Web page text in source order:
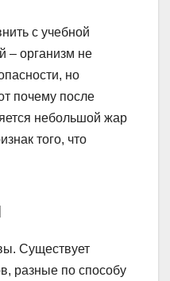
с учебной
– организм не
но
почему после
небольшой жар
того, что
Существует
разные по способу